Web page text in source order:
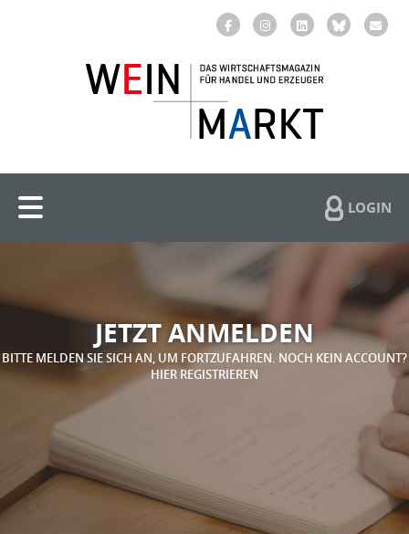
LOGIN
JETZT ANMELDEN
BITTE MELDEN SIE SICH AN, UM FORTZUFAHREN. NOCH KEIN ACCOUNT?
HIER REGISTRIEREN